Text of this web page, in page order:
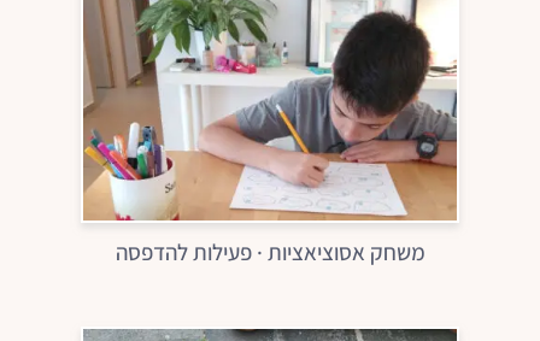
משחק אסוציאציות · פעילות להדפסה